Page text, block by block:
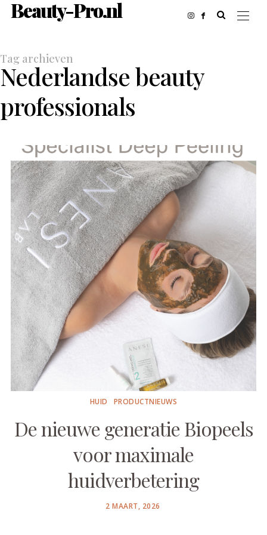
Beauty-Pro.nl
Tag archieven
Nederlandse beauty
professionals
HUID PRODUCTNIEUWS
De nieuwe generatie Biopeels
voor maximale
huidverbetering
POSTED
2 MAART, 2026